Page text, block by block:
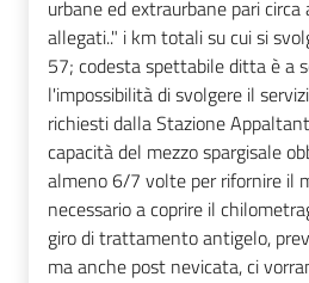
urbane ed extraurbane pari
allegati.." i km totali su cui si
57; codesta spettabile ditta è a
l'impossibilità di svolgere il
richiesti dalla Stazione
capacità del mezzo spargisale
almeno 6/7 volte per rifornire il
necessario a coprire il
giro di trattamento antigelo,
ma anche post nevicata, ci